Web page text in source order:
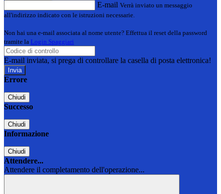
E-mail Verrà inviato un messaggio
all'indirizzo indicato con le istruzioni necessarie.
Non hai una e-mail associata al nome utente? Effettua il reset della password
tramite la Login Spaggiari
E-mail inviata, si prega di controllare la casella di posta elettronica!
Errore
Chiudi
Successo
Chiudi
Informazione
Chiudi
Attendere...
Attendere il completamento dell'operazione...